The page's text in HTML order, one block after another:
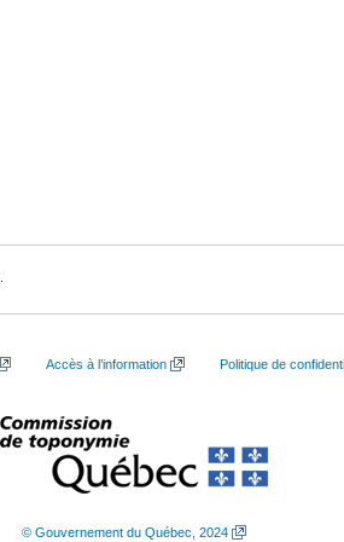
Accès à l’information Politique de
© Gouvernement du Québec, 2024